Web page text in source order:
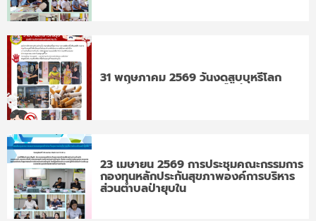
31 พฤษภาคม 2569 วันงดสูบบุหรี่โลก
23 เมษายน 2569 การประชุมคณะกรรมการ
กองทุนหลักประกันสุขภาพองค์การบริหาร
ส่วนตำบลป่ายุบใน